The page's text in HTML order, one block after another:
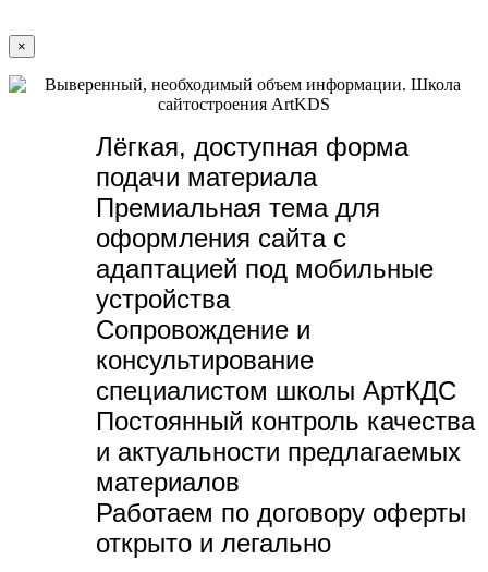
×
Лёгкая, доступная форма
подачи материала
Премиальная тема для
оформления сайта с
адаптацией под мобильные
устройства
Сопровождение и
консультирование
специалистом школы АртКДС
Постоянный контроль качества
и актуальности предлагаемых
материалов
Работаем по договору оферты
открыто и легально